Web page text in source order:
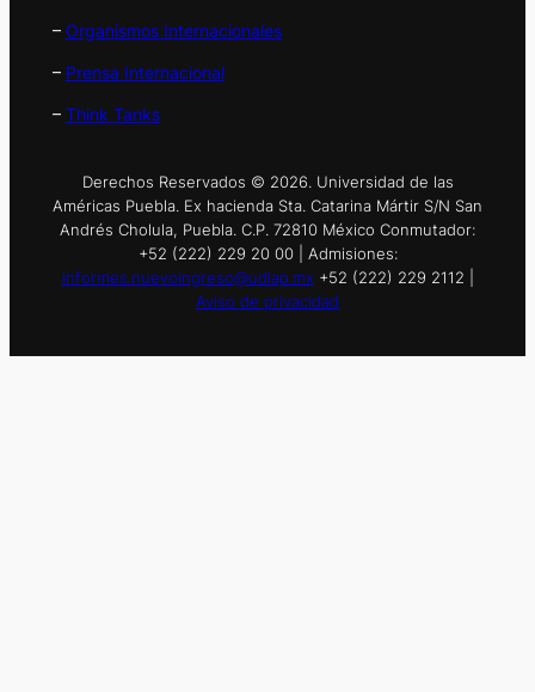
– Organismos Internacionales
– Prensa Internacional
– Think Tanks
Derechos Reservados © 2026. Universidad de las
Américas Puebla. Ex hacienda Sta. Catarina Mártir S/N San
Andrés Cholula, Puebla. C.P. 72810 México Conmutador:
+52 (222) 229 20 00 | Admisiones:
informes.nuevoingreso@udlap.mx +52 (222) 229 2112 |
Aviso de privacidad